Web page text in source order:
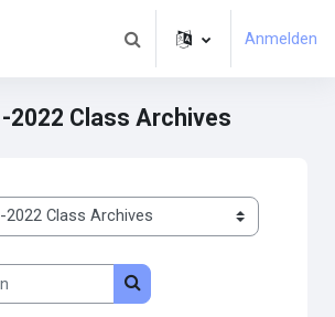
Sucheingabe umschalten
Anmelden
2022 Class Archives
Kurse suchen